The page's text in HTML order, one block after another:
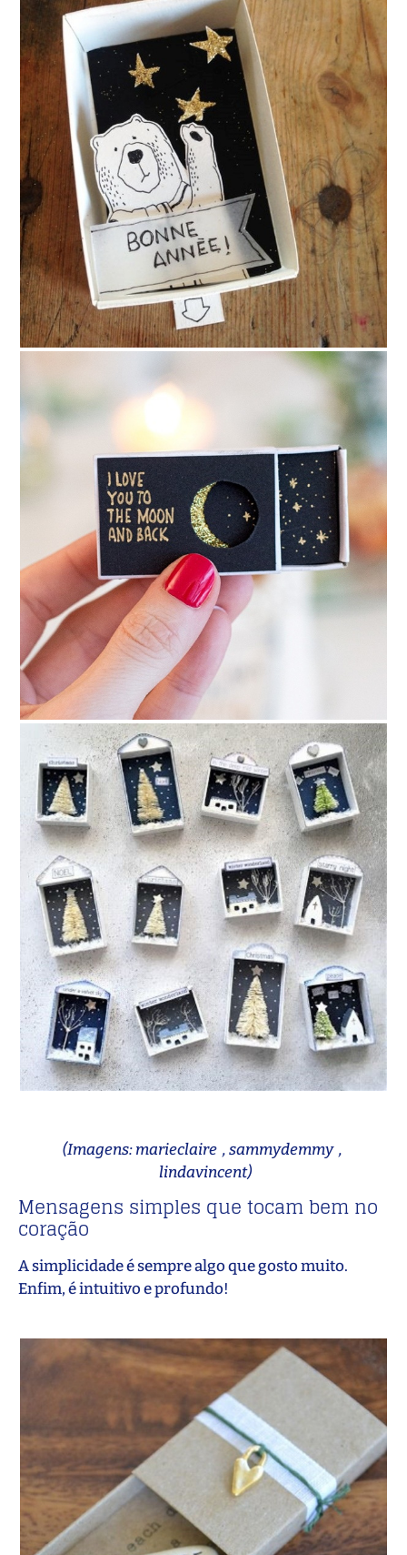
(Imagens: marieclaire , sammydemmy ,
lindavincent)
Mensagens simples que tocam bem no
coração
A simplicidade é sempre algo que gosto muito.
Enfim, é intuitivo e profundo!